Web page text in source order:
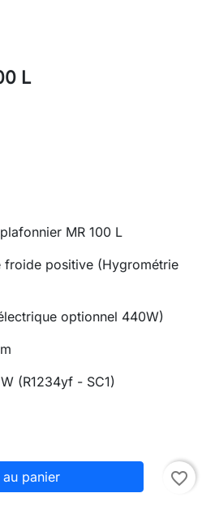
L
MR 100 L
froide positive (Hygrométrie
optionnel 440W)
(R1234yf - SC1)
panier favorite_border